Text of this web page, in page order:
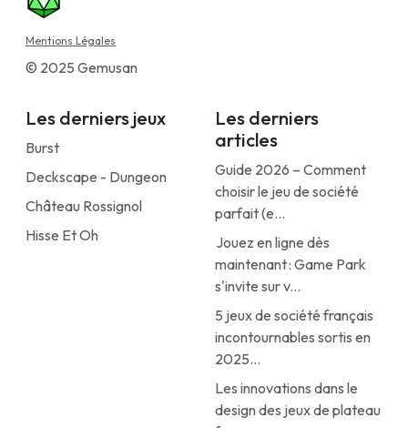
Mentions Légales
© 2025 Gemusan
Les derniers jeux
Burst
Deckscape - Dungeon
Château Rossignol
Hisse Et Oh
Les derniers
articles
Guide 2026 – Comment
choisir le jeu de société
parfait (e...
Jouez en ligne dès
maintenant : Game Park
s'invite sur v...
5 jeux de société français
incontournables sortis en
2025...
Les innovations dans le
design des jeux de plateau